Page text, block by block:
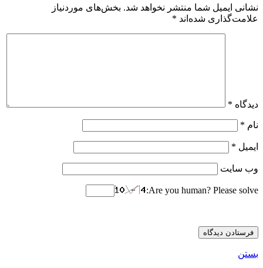
نشانی ایمیل شما منتشر نخواهد شد. بخش‌های موردنیاز
علامت‌گذاری شده‌اند *
دیدگاه *
نام *
ایمیل *
وب‌ سایت
Are you human? Please solve:
بستن